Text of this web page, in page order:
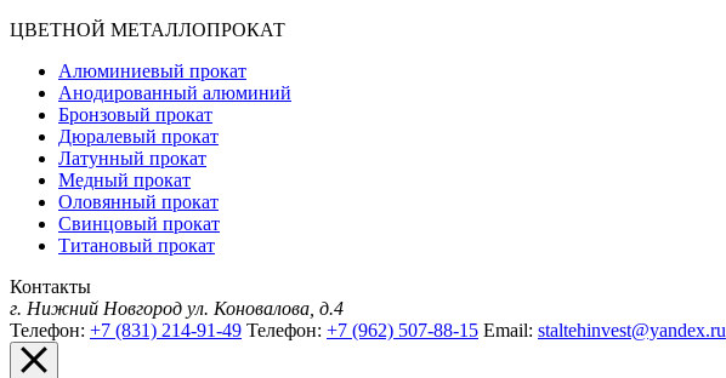
ЦВЕТНОЙ МЕТАЛЛОПРОКАТ
Алюминиевый прокат
Анодированный алюминий
Бронзовый прокат
Дюралевый прокат
Латунный прокат
Медный прокат
Оловянный прокат
Свинцовый прокат
Титановый прокат
Контакты
г. Нижний Новгород ул. Коновалова, д.4
Телефон: +7 (831) 214-91-49 Телефон: +7 (962) 507-88-15 Email: staltehinvest@yandex.ru